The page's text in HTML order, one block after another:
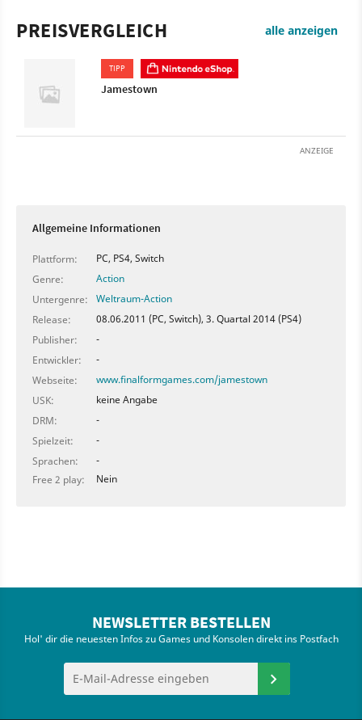
PREISVERGLEICH alle anzeigen
TIPP
Jamestown
ANZEIGE
Allgemeine Informationen
Plattform:
PC, PS4, Switch
Genre:
Action
Untergenre:
Weltraum-Action
Release:
08.06.2011 (PC, Switch), 3. Quartal 2014 (PS4)
Publisher:
-
Entwickler:
-
Webseite:
www.finalformgames.com/jamestown
USK:
keine Angabe
DRM:
-
Spielzeit:
-
Sprachen:
-
Free 2 play:
Nein
NEWSLETTER BESTELLEN
Hol' dir die neuesten Infos zu Games und Konsolen direkt ins Postfach